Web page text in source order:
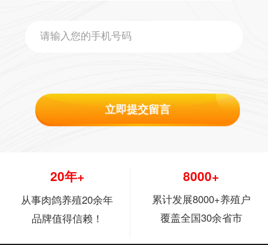
立即提交留言
20年+
从事肉鸽养殖20余年
品牌值得信赖！
8000+
累计发展8000+养殖户
覆盖全国30余省市